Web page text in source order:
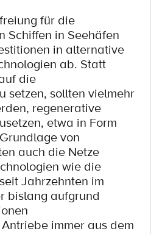
für die
Schiffen in Seehäfen
in alternative
ab. Statt
die
setzen, sollten vielmehr
regenerative
etwa in Form
von
auch die Netze
wie die
Jahrzehnten im
bislang aufgrund
immer aus dem